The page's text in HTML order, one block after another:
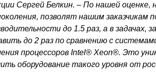
Сергей Белкин. – По нашей оценке,
позволят нашим заказчикам
до 1.5 раз, а в
до 2 раз по сравнению с
процессоров Intel® Xeon®. Это
оборудование такого уровня от